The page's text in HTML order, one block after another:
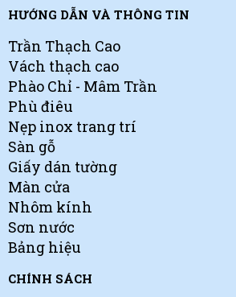
HƯỚNG DẪN VÀ THÔNG TIN
Trần Thạch Cao
Vách thạch cao
Phào Chỉ - Mâm Trần
Phù điêu
Nẹp inox trang trí
Sàn gỗ
Giấy dán tường
Màn cửa
Nhôm kính
Sơn nước
Bảng hiệu
CHÍNH SÁCH